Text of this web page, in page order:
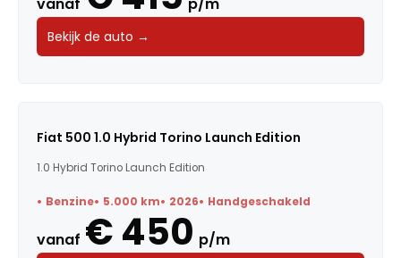
Bekijk de auto →
Fiat 500 1.0 Hybrid Torino Launch Edition
1.0 Hybrid Torino Launch Edition
Benzine 5.000 km 2026 Handgeschakeld
vanaf € 450 p/m